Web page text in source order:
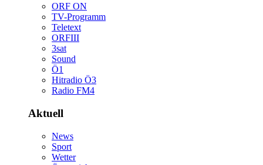
ORFON
TV-Programm
Teletext
ORFIII
3sat
Sound
Ö1
HitradioÖ3
RadioFM4
Aktuell
News
Sport
Wetter